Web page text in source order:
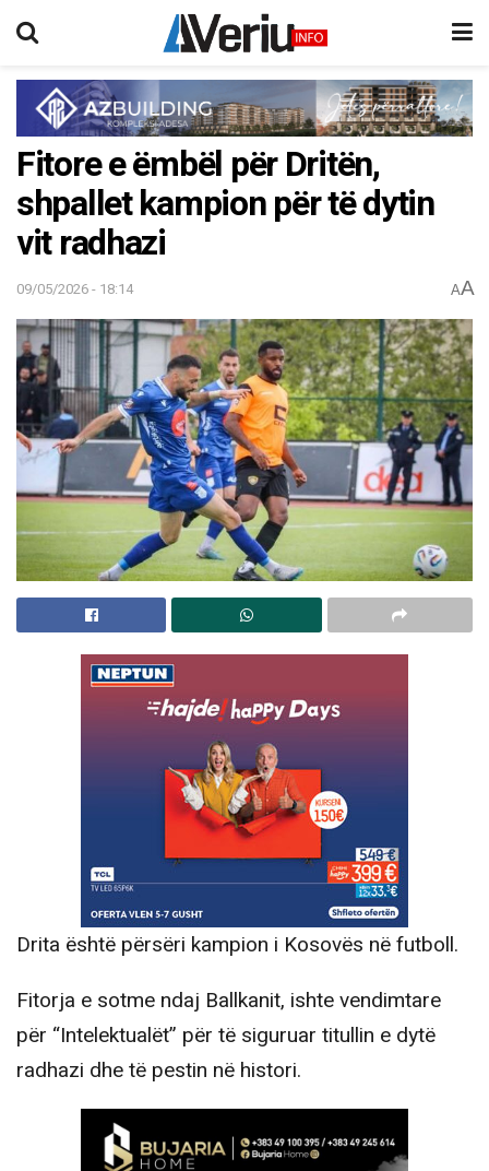
Fitore e ëmbël për Dritën,
shpallet kampion për të dytin
vit radhazi
09/05/2026 - 18:14 AA
Drita është përsëri kampion i Kosovës në futboll.
Fitorja e sotme ndaj Ballkanit, ishte vendimtare
për “Intelektualët” për të siguruar titullin e dytë
radhazi dhe të pestin në histori.